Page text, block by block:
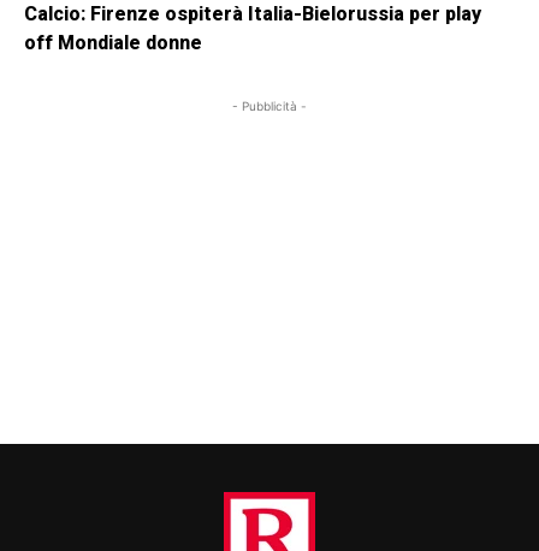
Calcio: Firenze ospiterà Italia-Bielorussia per play
off Mondiale donne
- Pubblicità -